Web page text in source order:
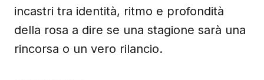
incastri tra identità, ritmo e profondità
della rosa a dire se una stagione sarà una
rincorsa o un vero rilancio.